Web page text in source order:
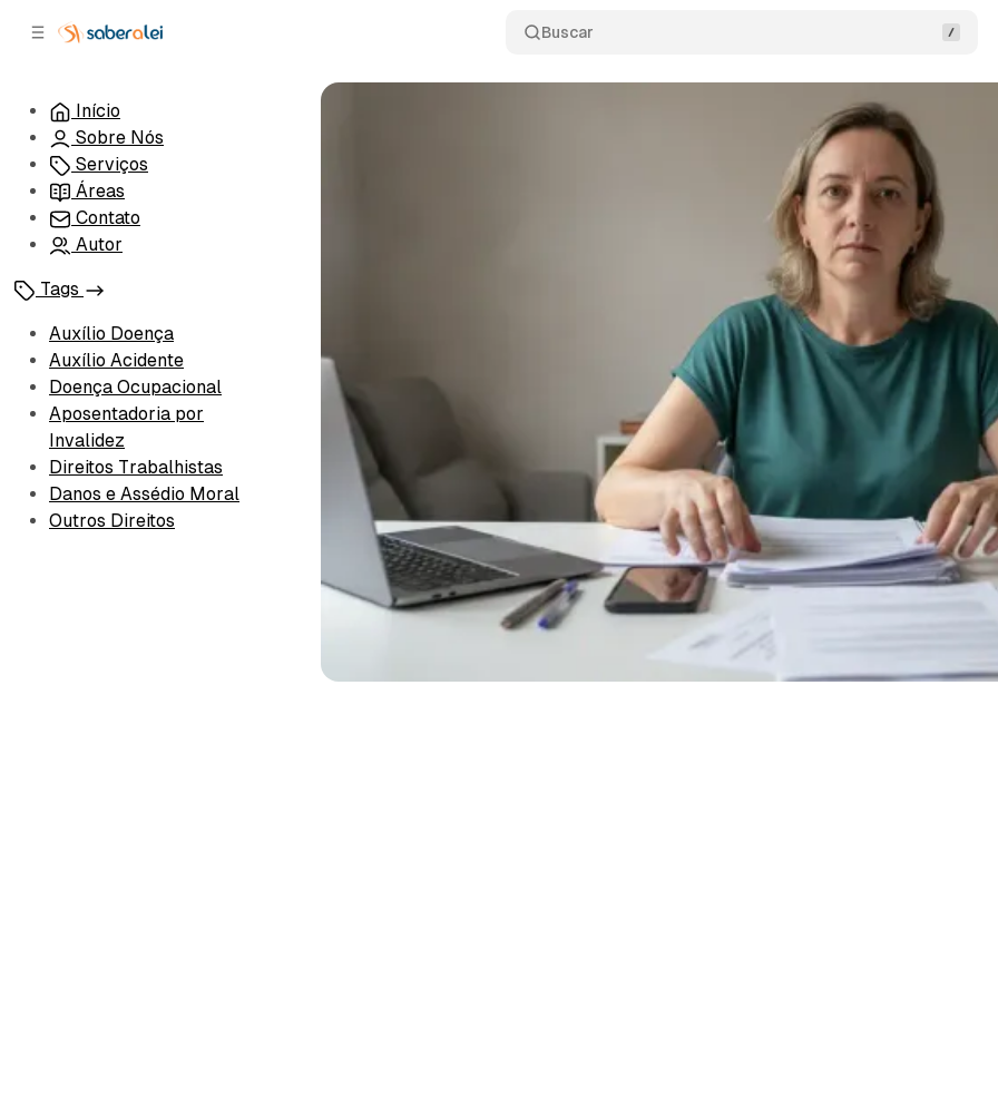
Buscar
Início
Sobre Nós
Serviços
Áreas
Contato
Autor
Tags
Auxílio Doença
Auxílio Acidente
Doença Ocupacional
Aposentadoria por
Invalidez
Direitos Trabalhistas
Danos e Assédio Moral
Outros Direitos